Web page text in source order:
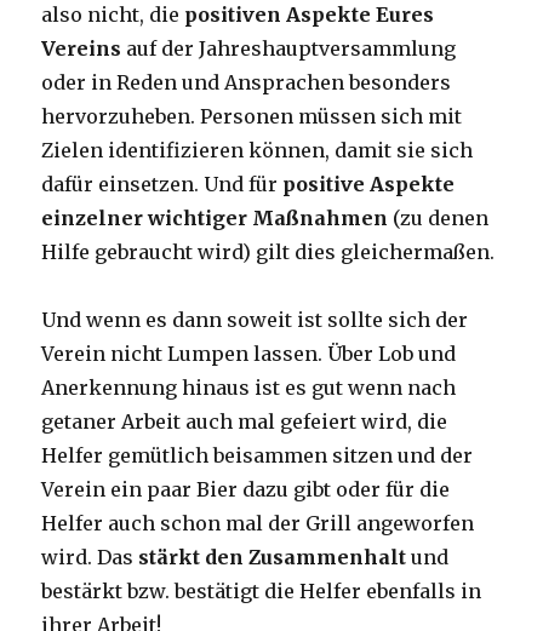
also nicht, die positiven Aspekte Eures
Vereins auf der Jahreshauptversammlung
oder in Reden und Ansprachen besonders
hervorzuheben. Personen müssen sich mit
Zielen identifizieren können, damit sie sich
dafür einsetzen. Und für positive Aspekte
einzelner wichtiger Maßnahmen (zu denen
Hilfe gebraucht wird) gilt dies gleichermaßen.
Und wenn es dann soweit ist sollte sich der
Verein nicht Lumpen lassen. Über Lob und
Anerkennung hinaus ist es gut wenn nach
getaner Arbeit auch mal gefeiert wird, die
Helfer gemütlich beisammen sitzen und der
Verein ein paar Bier dazu gibt oder für die
Helfer auch schon mal der Grill angeworfen
wird. Das stärkt den Zusammenhalt und
bestärkt bzw. bestätigt die Helfer ebenfalls in
ihrer Arbeit!